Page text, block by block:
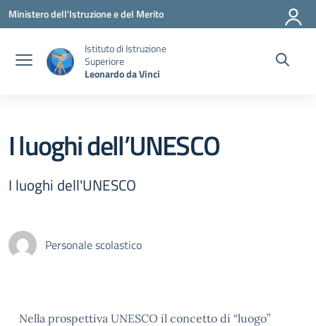
Vai ai contenuti
Vai al menu di navigazione
Vai al footer
Ministero dell'Istruzione e del Merito
Istituto di Istruzione
Superiore
Leonardo da Vinci
I luoghi dell’UNESCO
I luoghi dell'UNESCO
Personale scolastico
Nella prospettiva UNESCO il concetto di “luogo”